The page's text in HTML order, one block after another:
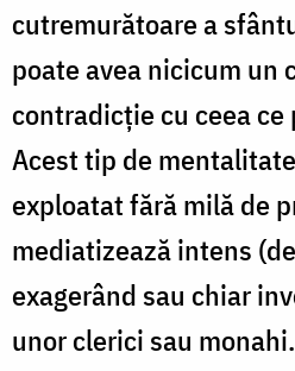
cutremurătoare a
poate avea nicicum un
contradicţie cu ceea
Acest tip de
exploatat fără milă de
mediatizează intens
exagerând sau chiar
unor clerici sau